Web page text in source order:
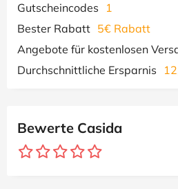
Gutscheincodes
1
Bester Rabatt 5€ Rabatt
Angebote für kostenlosen
Durchschnittliche Ersparnis
Bewerte Casida